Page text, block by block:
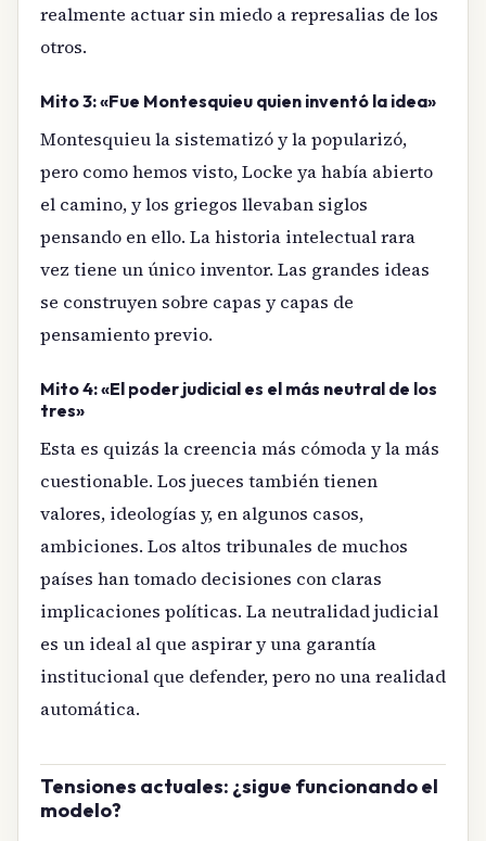
realmente actuar sin miedo a represalias de los
otros.
Mito 3: «Fue Montesquieu quien inventó la idea»
Montesquieu la sistematizó y la popularizó,
pero como hemos visto, Locke ya había abierto
el camino, y los griegos llevaban siglos
pensando en ello. La historia intelectual rara
vez tiene un único inventor. Las grandes ideas
se construyen sobre capas y capas de
pensamiento previo.
Mito 4: «El poder judicial es el más neutral de los
tres»
Esta es quizás la creencia más cómoda y la más
cuestionable. Los jueces también tienen
valores, ideologías y, en algunos casos,
ambiciones. Los altos tribunales de muchos
países han tomado decisiones con claras
implicaciones políticas. La neutralidad judicial
es un ideal al que aspirar y una garantía
institucional que defender, pero no una realidad
automática.
Tensiones actuales: ¿sigue funcionando el
modelo?